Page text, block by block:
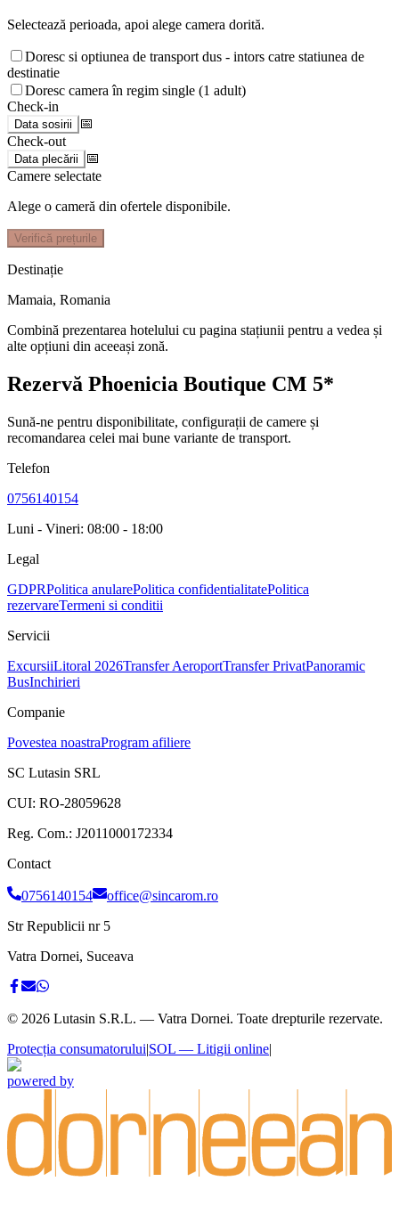
Selectează perioada, apoi alege camera dorită.
Doresc si optiunea de transport dus - intors catre statiunea de
destinatie
Doresc camera în regim single (1 adult)
Check-in
Data sosirii
📅
Check-out
Data plecării
📅
Camere selectate
Alege o cameră din ofertele disponibile.
Verifică prețurile
Destinație
Mamaia, Romania
Combină prezentarea hotelului cu pagina stațiunii pentru a vedea și
alte opțiuni din aceeași zonă.
Rezervă Phoenicia Boutique CM 5*
Sună-ne pentru disponibilitate, configurații de camere și
recomandarea celei mai bune variante de transport.
Telefon
0756140154
Luni - Vineri: 08:00 - 18:00
Legal
GDPRPolitica anularePolitica confidentialitatePolitica
rezervareTermeni si conditii
Servicii
ExcursiiLitoral 2026Transfer AeroportTransfer PrivatPanoramic
BusInchirieri
Companie
Povestea noastraProgram afiliere
SC Lutasin SRL
CUI: RO-28059628
Reg. Com.: J2011000172334
Contact
0756140154
office@sincarom.ro
Str Republicii nr 5
Vatra Dornei, Suceava
© 2026 Lutasin S.R.L. — Vatra Dornei. Toate drepturile rezervate.
Protecția consumatorului|SOL — Litigii online|
powered by